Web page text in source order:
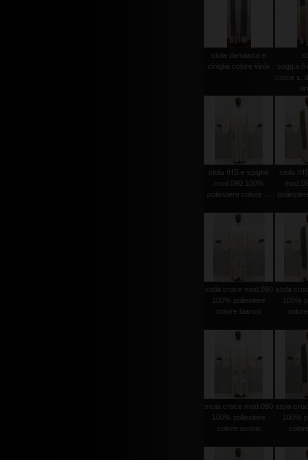
stola damasco e
ciniglia colore viola
croce s.
stola IHS e spighe
mod.090 100%
poliestere colore ...
stola
stola croce mod.090
100% poliestere
colore bianco
stola
100%
stola croce mod.090
100% poliestere
colore avorio
stola
100%